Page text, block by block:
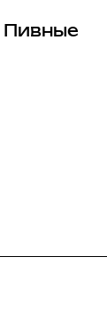
Пивные